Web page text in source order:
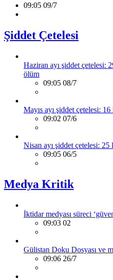
09:05 09/7
Şiddet Çetelesi
Haziran ayı şiddet çetelesi:
ölüm
09:05 08/7
Mayıs ayı şiddet çetelesi:
09:02 07/6
Nisan ayı şiddet çetelesi:
09:05 06/5
Medya Kritik
İktidar medyası süreci
09:03 02
Gülistan Doku Dosyası ve
09:06 26/7